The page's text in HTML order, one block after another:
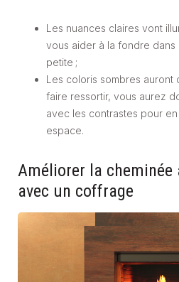
Les nuances claires vont
vous aider à la fondre dans
petite ;
Les coloris sombres auront
faire ressortir, vous aurez
avec les contrastes pour
espace.
Améliorer la cheminée
avec un coffrage